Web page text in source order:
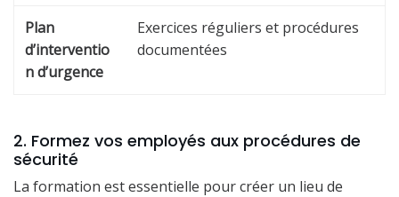
Plan
d’interventio
n d’urgence
Exercices réguliers et procédures
documentées
2. Formez vos employés aux procédures de
sécurité
La formation est essentielle pour créer un lieu de